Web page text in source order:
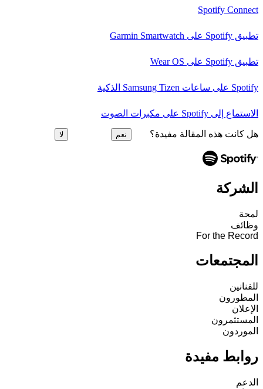
Spotify Connect
تطبيق Spotify على Garmin Smartwatch
تطبيق Spotify على Wear OS
Spotify على ساعات Samsung Tizen الذكية
الاستماع إلى Spotify على مكبرات الصوت
هل كانت هذه المقالة مفيدة؟ نعم لا
الشركة
لمحة
وظائف
For the Record
المجتمعات
للفنانين
المطورون
الإعلان
المستثمرون
الموردون
روابط مفيدة
الدعم